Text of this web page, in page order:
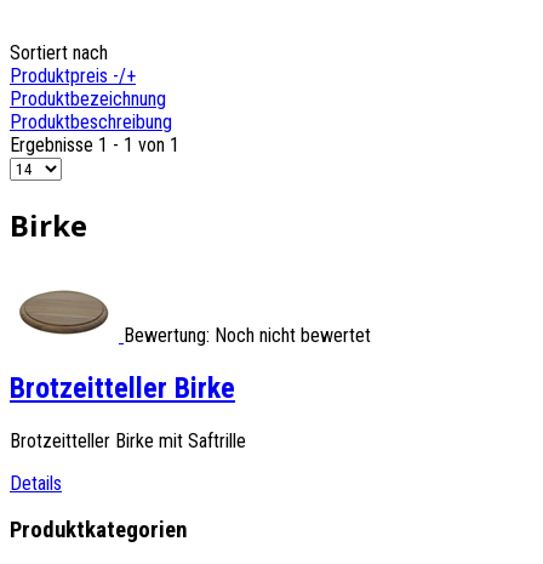
Sortiert nach
Produktpreis -/+
Produktbezeichnung
Produktbeschreibung
Ergebnisse 1 - 1 von 1
Birke
Bewertung: Noch nicht bewertet
Brotzeitteller Birke
Brotzeitteller Birke mit Saftrille
Details
Produktkategorien